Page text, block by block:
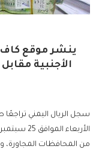
ينشر موقع
الأجنبية
سجل الريال اليمني تراجعًا
من المحافظات المجاورة،